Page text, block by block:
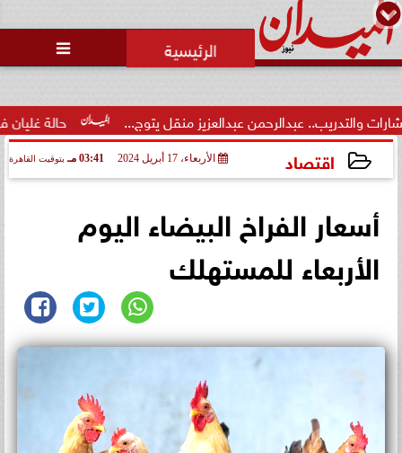

حالة غليان في نادي الشيخ زايد: عبدالعزيز منقل يتوج...
اقتصاد الأربعاء، 17 أبريل 2024 03:41 مـ بتوقيت القاهرة
أسعار الفراخ البيضاء اليوم
الأربعاء للمستهلك
محاولات لإخفاء المقاعد عن أعضاء
الجمعية العمومية خلال الإفطار